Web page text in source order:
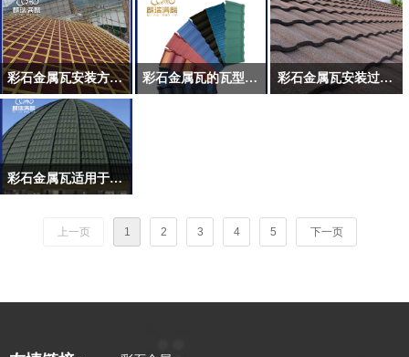
彩石金属瓦安装方法！ 彩石金属瓦的瓦型多吗？都有哪些？ 彩石金属瓦安装过程有哪些
彩石金属瓦适用于哪些建筑？
上一页 1 2 3 4 5 下一页